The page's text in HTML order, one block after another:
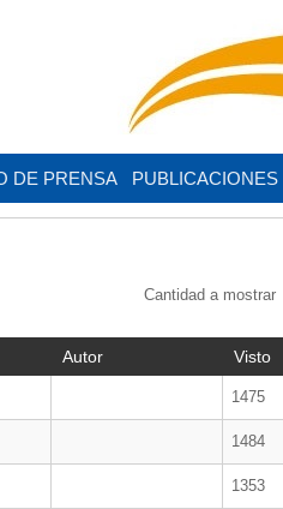
DE PRENSA PUBLICACIONES
Cantidad a mostrar
Autor Visto
1475
1484
1353